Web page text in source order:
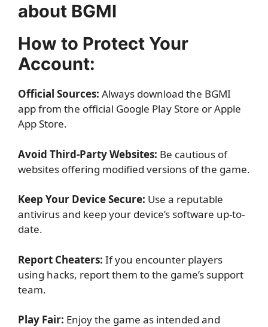
about BGMI
How to Protect Your
Account:
Official Sources: Always download the BGMI
app from the official Google Play Store or Apple
App Store.
Avoid Third-Party Websites: Be cautious of
websites offering modified versions of the game.
Keep Your Device Secure: Use a reputable
antivirus and keep your device’s software up-to-
date.
Report Cheaters: If you encounter players
using hacks, report them to the game’s support
team.
Play Fair: Enjoy the game as intended and